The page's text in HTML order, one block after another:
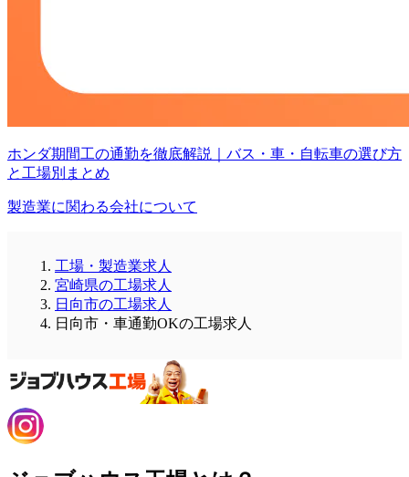
ホンダ期間工の通勤を徹底解説｜バス・車・自転車の選び方
と工場別まとめ
製造業に関わる会社について
工場・製造業求人
宮崎県の工場求人
日向市の工場求人
日向市・車通勤OKの工場求人